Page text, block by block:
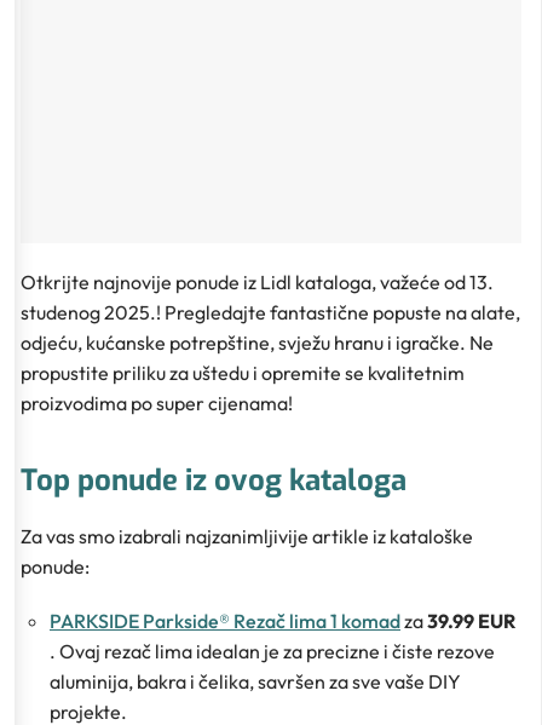
Otkrijte najnovije ponude iz Lidl kataloga, važeće od 13.
studenog 2025.! Pregledajte fantastične popuste na alate,
odjeću, kućanske potrepštine, svježu hranu i igračke. Ne
propustite priliku za uštedu i opremite se kvalitetnim
proizvodima po super cijenama!
Top ponude iz ovog kataloga
Za vas smo izabrali najzanimljivije artikle iz kataloške
ponude:
PARKSIDE Parkside® Rezač lima 1 komadza39.99 EUR
. Ovaj rezač lima idealan je za precizne i čiste rezove
aluminija, bakra i čelika, savršen za sve vaše DIY
projekte.